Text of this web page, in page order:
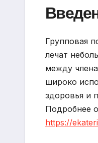
Групповая
лечат
между
широко
здоровья и
Подробнее
https://